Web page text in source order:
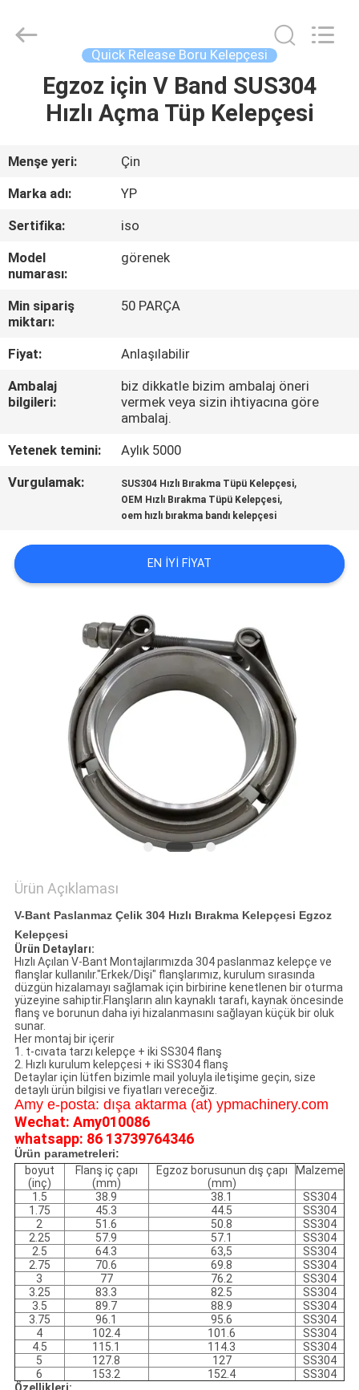
EVDE
HAKKIMIZDA
FABRIKA
TURU
KALITE
KONTROLÜ
BIZE
HABERLER
SITE
PRIVACY
TRADE
CO.,LTD.
Quick Release Boru Kelepçesi
Egzoz için V Band SUS304
Hızlı Açma Tüp Kelepçesi
Menşe yeri:
Çin
Marka adı:
YP
Sertifika:
iso
Model
numarası:
görenek
Min sipariş
miktarı:
50 PARÇA
Fiyat:
Anlaşılabilir
Ambalaj
bilgileri:
biz dikkatle bizim ambalaj öneri
vermek veya sizin ihtiyacına göre
ambalaj.
Yetenek temini:
Aylık 5000
Vurgulamak:
SUS304 Hızlı Bırakma Tüpü Kelepçesi,
OEM Hızlı Bırakma Tüpü Kelepçesi,
oem hızlı bırakma bandı kelepçesi
EN IYI FIYAT
Ürün Açıklaması
V-Bant Paslanmaz Çelik 304 Hızlı Bırakma Kelepçesi Egzoz
Kelepçesi
Ürün Detayları:
Hızlı Açılan V-Bant Montajlarımızda 304 paslanmaz kelepçe ve
flanşlar kullanılır."Erkek/Dişi" flanşlarımız, kurulum sırasında
düzgün hizalamayı sağlamak için birbirine kenetlenen bir oturma
yüzeyine sahiptir.Flanşların alın kaynaklı tarafı, kaynak öncesinde
flanş ve borunun daha iyi hizalanmasını sağlayan küçük bir oluk
sunar.
Her montaj bir içerir
1. t-cıvata tarzı kelepçe + iki SS304 flanş
2. Hızlı kurulum kelepçesi + iki SS304 flanş
Detaylar için lütfen bizimle mail yoluyla iletişime geçin, size
detaylı ürün bilgisi ve fiyatları vereceğiz.
Amy e-posta: dışa aktarma (at) ypmachinery.com
Wechat: Amy010086
whatsapp: 86 13739764346
Ürün parametreleri:
boyut
(inç)
Flanş iç çapı
(mm)
Egzoz borusunun dış çapı
(mm)
Malzeme
1.5 38.9 38.1
SS304
1.75
45.3 44.5
SS304
2
51.6 50.8
SS304
2.25
57.9 57.1
SS304
2.5
64.3 63,5
SS304
2.75
70.6 69.8
SS304
3
77 76.2
SS304
3.25
83.3 82.5
SS304
3.5
89.7 88.9
SS304
3.75
96.1 95.6
SS304
4
102.4 101.6
SS304
4.5
115.1 114.3
SS304
5
127.8 127
SS304
6
153.2 152.4
SS304